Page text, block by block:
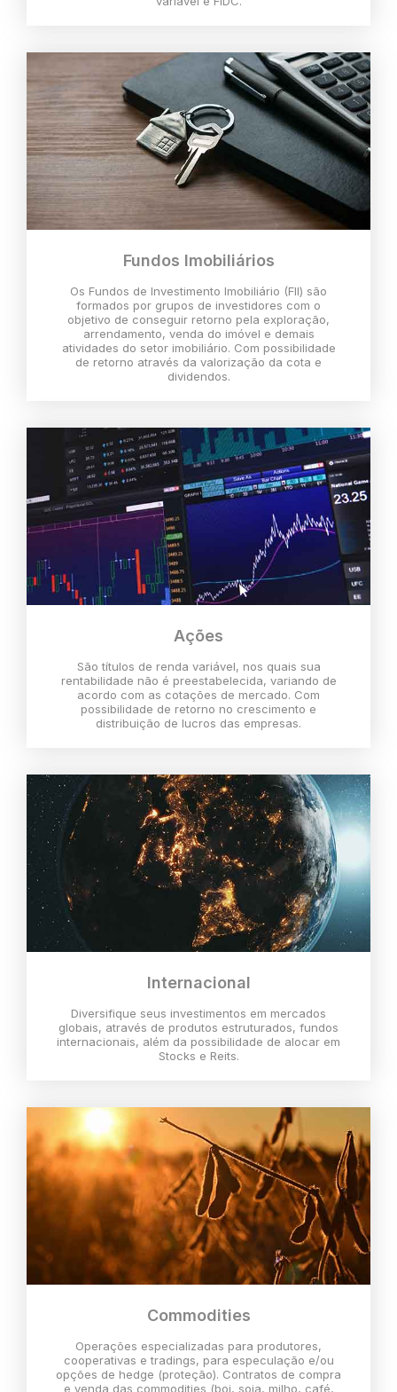
Fundos Imobiliários
Os Fundos de Investimento Imobiliário (FII) são
formados por grupos de investidores com o
objetivo de conseguir retorno pela exploração,
arrendamento, venda do imóvel e demais
atividades do setor imobiliário. Com possibilidade
de retorno através da valorização da cota e
dividendos.
Ações
São títulos de renda variável, nos quais sua
rentabilidade não é preestabelecida, variando de
acordo com as cotações de mercado. Com
possibilidade de retorno no crescimento e
distribuição de lucros das empresas.
Internacional
Diversifique seus investimentos em mercados
globais, através de produtos estruturados, fundos
internacionais, além da possibilidade de alocar em
Stocks e Reits.
Commodities
Operações especializadas para produtores,
cooperativas e tradings, para especulação e/ou
opções de hedge (proteção). Contratos de compra
e venda das commodities (boi, soja, milho, café,